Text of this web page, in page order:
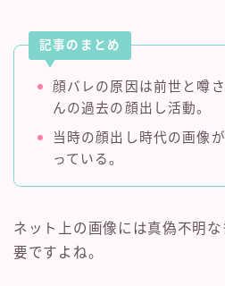
記事のまとめ
顔バレの原因は前世と噂
んの過去の顔出し活動。
当時の顔出し時代の画像
っている。
ネット上の画像には真偽不明
要ですよね。